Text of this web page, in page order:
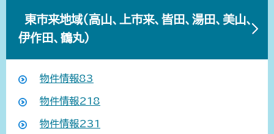
東市来地域（高山、上市来、皆田、湯田、美山、
伊作田、鶴丸）
物件情報83
物件情報218
物件情報231